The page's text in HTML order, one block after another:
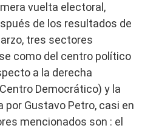
vuelta electoral,
de los resultados de
tres sectores
como del centro político
a la derecha
Democrático) y la
por Gustavo Petro, casi en
mencionados son : el